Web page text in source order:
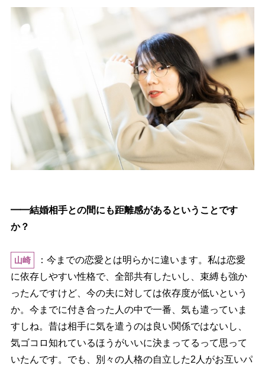
━━結婚相手との間にも距離感があるということです
か？
山崎
：今までの恋愛とは明らかに違います。私は恋愛
に依存しやすい性格で、全部共有したいし、束縛も強か
ったんですけど、今の夫に対しては依存度が低いという
か。今までに付き合った人の中で一番、気も遣っていま
すしね。昔は相手に気を遣うのは良い関係ではないし、
気ゴコロ知れているほうがいいに決まってるって思って
いたんです。でも、別々の人格の自立した2人がお互いパ